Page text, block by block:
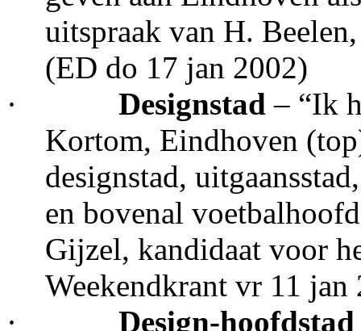
uitspraak van H.
(ED do 17 jan 2002)
·
Designstad– “Ik
Kortom, Eindhoven
designstad,
en bovenal
Gijzel, kandidaat voor
Weekendkrant vr 11 jan
·
Design-hoofdstad